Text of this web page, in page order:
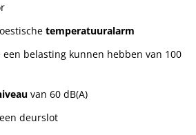
temperatuuralarm
een belasting kunnen hebben van 100
van 60 dB(A)
deurslot